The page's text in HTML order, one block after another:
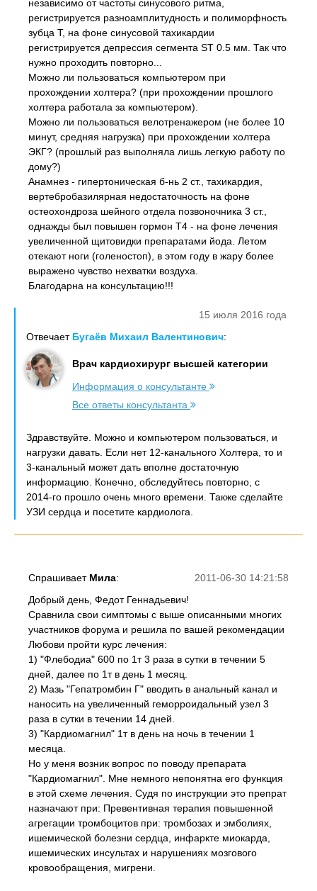
независимо от частоты синусового ритма,
регистрируется разноамплитудность и полиморфность
зубца Т, на фоне синусовой тахикардии
регистрируется депрессия сегмента ST 0.5 мм. Так что
нужно проходить повторно...
Можно ли пользоваться компьютером при
прохождении холтера? (при прохождении прошлого
холтера работала за компьютером).
Можно ли пользоваться велотренажером (не более 10
минут, средняя нагрузка) при прохождении холтера
ЭКГ? (прошлый раз выполняла лишь легкую работу по
дому?)
Анамнез - гипертоническая б-нь 2 ст., тахикардия,
вертебробазилярная недостаточность на фоне
остеохондроза шейного отдела позвоночника 3 ст.,
однажды был повышен гормон Т4 - на фоне лечения
увеличенной щитовидки препаратами йода. Летом
отекают ноги (голеностоп), в этом году в жару более
выражено чувство нехватки воздуха.
Благодарна на консультацию!!!
15 июля 2016 года
Отвечает Бугаёв Михаил Валентинович:
Врач кардиохирург высшей категории
Информация о консультанте
Все ответы консультанта
Здравствуйте. Можно и компьютером пользоваться, и
нагрузки давать. Если нет 12-канального Холтера, то и
3-канальный может дать вполне достаточную
информацию. Конечно, обследуйтесь повторно, с
2014-го прошло очень много времени. Также сделайте
УЗИ сердца и посетите кардиолога.
2011-06-30 14:21:58
Спрашивает Мила:
Добрый день, Федот Геннадьевич!
Сравнила свои симптомы с выше описанными многих
участников форума и решила по вашей рекомендации
Любови пройти курс лечения:
1) "Флебодиа" 600 по 1т 3 раза в сутки в течении 5
дней, далее по 1т в день 1 месяц.
2) Мазь "Гепатромбин Г" вводить в анальный канал и
наносить на увеличенный геморроидальный узел 3
раза в сутки в течении 14 дней.
3) "Кардиомагнил" 1т в день на ночь в течении 1
месяца.
Но у меня возник вопрос по поводу препарата
"Кардиомагнил". Мне немного непонятна его функция
в этой схеме лечения. Судя по инструкции это препрат
назначают при: Превентивная терапия повышенной
агрегации тромбоцитов при: тромбозах и эмболиях,
ишемической болезни сердца, инфаркте миокарда,
ишемических инсультах и нарушениях мозгового
кровообращения, мигрени.